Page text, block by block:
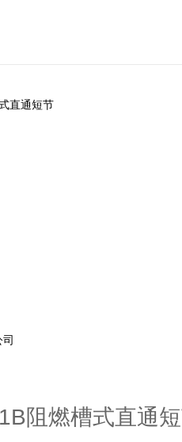
直通短节
阻燃槽式直通